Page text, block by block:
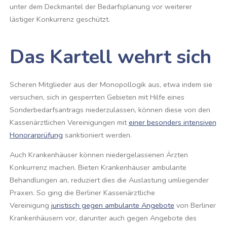
unter dem Deckmantel der Bedarfsplanung vor weiterer
lästiger Konkurrenz geschützt.
Das Kartell wehrt sich
Scheren Mitglieder aus der Monopollogik aus, etwa indem sie
versuchen, sich in gesperrten Gebieten mit Hilfe eines
Sonderbedarfsantrags niederzulassen, können diese von den
Kassenärztlichen Vereinigungen miteiner besonders intensiven
Honorarprüfung sanktioniert werden.
Auch Krankenhäuser können niedergelassenen Ärzten
Konkurrenz machen. Bieten Krankenhäuser ambulante
Behandlungen an, reduziert dies die Auslastung umliegender
Praxen. So ging die Berliner Kassenärztliche
Vereinigung juristisch gegen ambulante Angebote von Berliner
Krankenhäusern vor, darunter auch gegen Angebote des